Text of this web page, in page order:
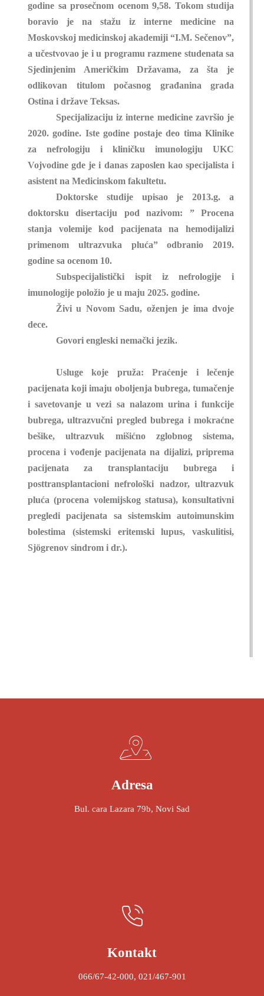
godine sa prosečnom ocenom 9,58. Tokom studija
boravio je na stažu iz interne medicine na
Moskovskoj medicinskoj akademiji “I.M. Sečenov”,
a učestvovao je i u programu razmene studenata sa
Sjedinjenim Američkim Državama, za šta je
odlikovan titulom počasnog građanina grada
Ostina i države Teksas.
Specijalizaciju iz interne medicine završio je
2020. godine. Iste godine postaje deo tima Klinike
za nefrologiju i kliničku imunologiju UKC
Vojvodine gde je i danas zaposlen kao specijalista i
asistent na Medicinskom fakultetu.
Doktorske studije upisao je 2013.g. a
doktorsku disertaciju pod nazivom: ” Procena
stanja volemije kod pacijenata na hemodijalizi
primenom ultrazvuka pluća” odbranio 2019.
godine sa ocenom 10.
Subspecijalistički ispit iz nefrologije i
imunologije položio je u maju 2025. godine.
Živi u Novom Sadu, oženjen je ima dvoje
dece.
Govori engleski nemački jezik.
Usluge koje pruža: Praćenje i lečenje
pacijenata koji imaju oboljenja bubrega, tumačenje
i savetovanje u vezi sa nalazom urina i funkcije
bubrega, ultrazvučni pregled bubrega i mokraćne
bešike, ultrazvuk mišićno zglobnog sistema,
procena i vođenje pacijenata na dijalizi, priprema
pacijenata za transplantaciju bubrega i
posttransplantacioni nefrološki nadzor, ultrazvuk
pluća (procena volemijskog statusa), konsultativni
pregledi pacijenata sa sistemskim autoimunskim
bolestima (sistemski eritemski lupus, vaskulitisi,
Sjögrenov sindrom i dr.).
Adresa
Bul. cara Lazara 79b, Novi Sad
Kontakt
066/67-42-000, 021/467-901